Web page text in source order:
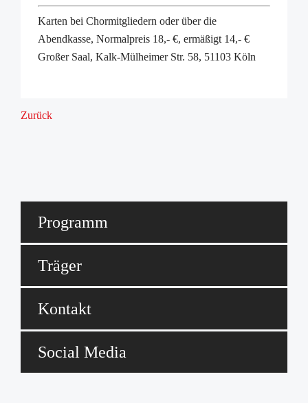
Karten bei Chormitgliedern oder über die
Abendkasse, Normalpreis 18,- €, ermäßigt 14,- €
Großer Saal, Kalk-Mülheimer Str. 58, 51103 Köln
Zurück
Programm
Träger
Kontakt
Social Media